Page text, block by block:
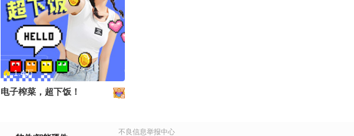
1.4万
电子榨菜，超下饭！
不良信息举报中心